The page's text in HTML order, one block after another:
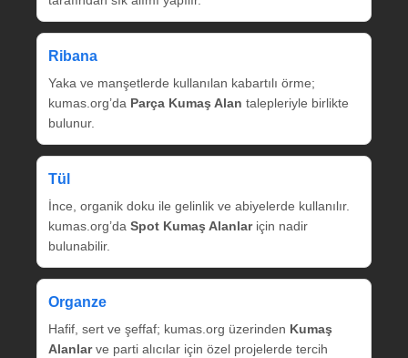
Ribana
Yaka ve manşetlerde kullanılan kabartılı örme;
kumas.org’da Parça Kumaş Alan talepleriyle birlikte
bulunur.
Tül
İnce, organik doku ile gelinlik ve abiyelerde kullanılır.
kumas.org’da Spot Kumaş Alanlariçin nadir
bulunabilir.
Organze
Hafif, sert ve şeffaf; kumas.org üzerinden Kumaş
Alanlarve parti alıcılar için özel projelerde tercih